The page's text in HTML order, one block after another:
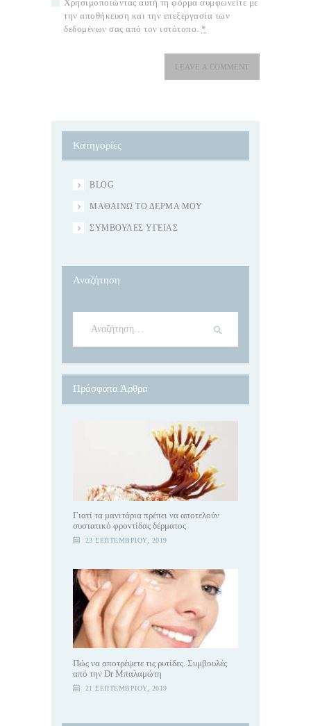
Χρησιμοποιώντας αυτή τη φόρμα συμφωνείτε με
την αποθήκευση και την επεξεργασία των
δεδομένων σας από τον ιστότοπο. *
Κατηγορίες
BLOG
ΜΑΘΑΊΝΩ ΤΟ ΔΈΡΜΑ ΜΟΥ
ΣΥΜΒΟΥΛΈΣ ΥΓΕΊΑΣ
Αναζήτηση
Πρόσφατα Άρθρα
Γιατί τα μανιτάρια πρέπει να αποτελούν
συστατικό φροντίδας δέρματος
23 ΣΕΠΤΕΜΒΡΊΟΥ, 2019
Πώς να αποτρέψετε τις ρυτίδες. Συμβουλές
από την Dr Μπαλαμώτη
21 ΣΕΠΤΕΜΒΡΊΟΥ, 2019